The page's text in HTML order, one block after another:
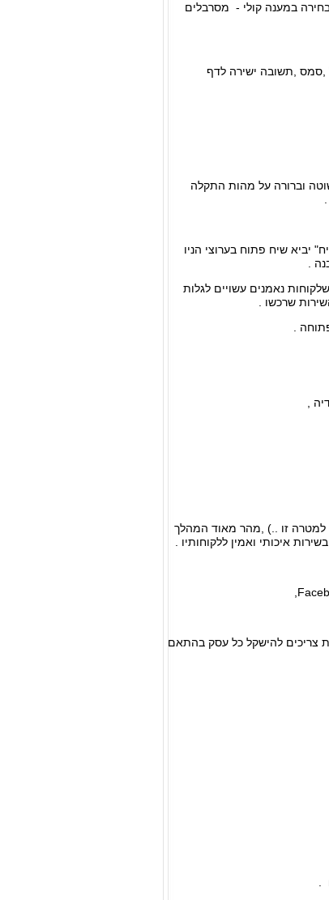
במענה קולי - מסרבלים
,סמס ,תשובה ישירה לדף
וברורה על מהות התקלה
שיח פתוח בערוצי הניו
.
נאמנים עשויים לגלות
שרכשו .
.
,
למטרה זו ..) ,מהר מאוד המהלך
איכותי ואמין ללקוחותיו .
צריכים להישקל כל עסק בהתאם